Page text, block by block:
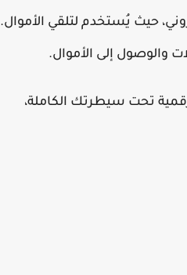
حيث يُستخدم لتلقي الأموال.
والوصول إلى الأموال.
تحت سيطرتك الكاملة،